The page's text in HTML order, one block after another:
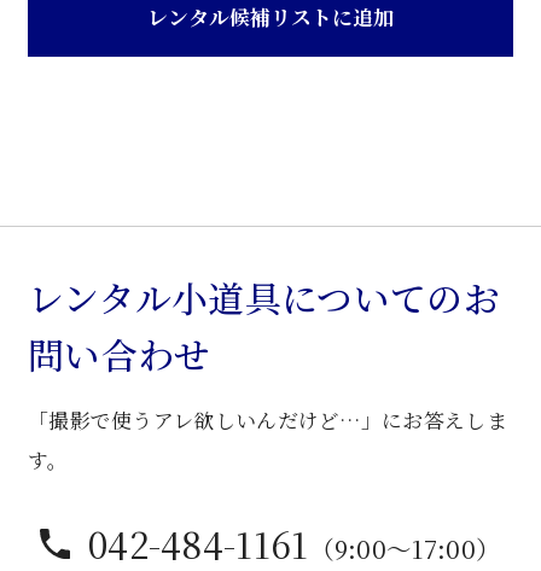
目
ー
付
卓
個
レンタル候補リストに追加
レンタル小道具についてのお
問い合わせ
「撮影で使うアレ欲しいんだけど…」にお答えしま
す。
042-484-1161 （9:00〜17:00）